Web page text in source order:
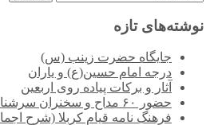
نوشته‌های تازه
جایگاه حضرت زینب (س)
درجه امام حسین(ع) و یاران
آثار و برکات پیاده روی اربعین
حضور ۶۰ مداح و سخنران سرشناس در اربعین امسال
فرهنگ نامه قیام کربلا (شرح